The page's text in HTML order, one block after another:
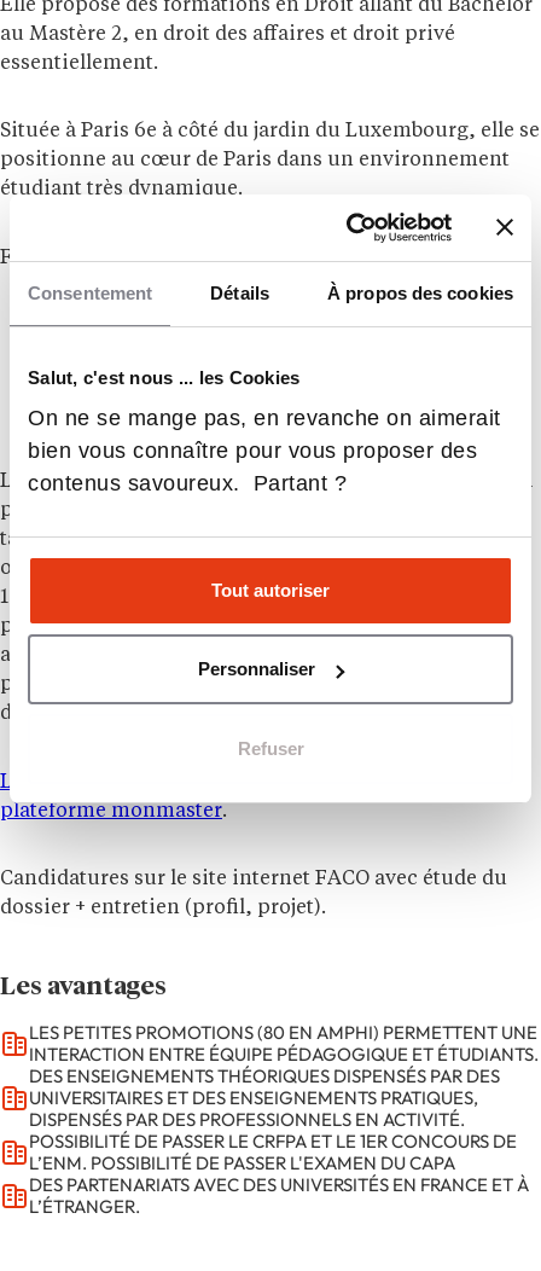
Consentement Détails À propos des cookies
Salut, c'est nous ... les Cookies
On ne se mange pas, en revanche on aimerait
bien vous connaître pour vous proposer des
contenus savoureux. Partant ?
Tout autoriser
Personnaliser
Refuser
Elle propose des formations en Droit allant du Bachelor
au Mastère 2, en droit des affaires et droit privé
essentiellement.
Située à Paris 6e à côté du jardin du Luxembourg, elle se
positionne au cœur de Paris dans un environnement
étudiant très dynamique.
Faculté à taille humaine avec :
350 étudiants max /an (répartis à 50% bachelors et
Promotions de 80 étudiants par année d’étude
1 seul campus
L’ADN de la FACO est véritablement orienté vers le suivi
personnalisé de nos étudiants grâce à des effectifs à
taille humaine, un encadrement au quotidien, des
outils d’enseignement tournés vers la réussite (53% en
1e année), une interaction permanente avec l’équipe
pédagogique. Notre approche est à la fois théorique
avec des enseignements de type universitaire, et
pratique, avec des professionnels et des ateliers
découvertes des métiers juridiques.
Les candidatures se font hors ParcourSup et hors
plateforme monmaster.
Candidatures sur le site internet FACO avec étude du
dossier + entretien (profil, projet).
Les avantages
LES PETITES PROMOTIONS (80 EN AMPHI) PERMETTENT UNE
INTERACTION ENTRE ÉQUIPE PÉDAGOGIQUE ET ÉTUDIANTS.
DES ENSEIGNEMENTS THÉORIQUES DISPENSÉS PAR DES
UNIVERSITAIRES ET DES ENSEIGNEMENTS PRATIQUES,
DISPENSÉS PAR DES PROFESSIONNELS EN ACTIVITÉ.
POSSIBILITÉ DE PASSER LE CRFPA ET LE 1ER CONCOURS DE
L’ENM. POSSIBILITÉ DE PASSER L'EXAMEN DU CAPA
DES PARTENARIATS AVEC DES UNIVERSITÉS EN FRANCE ET À
L’ÉTRANGER.